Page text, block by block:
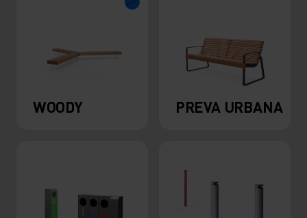
WOODY PREVA URBANA